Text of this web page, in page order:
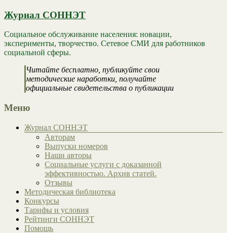
Журнал СОННЭТ
Социальное обслуживание населения: новации,
эксперименты, творчество. Сетевое СМИ для работников
социальной сферы.
Читайте бесплатно, публикуйте свои
методические наработки, получайте
официальные свидетельства о публикации
Меню
Журнал СОННЭТ
Авторам
Выпуски номеров
Наши авторы
Социальные услуги с доказанной
эффективностью. Архив статей.
Отзывы
Методическая библиотека
Конкурсы
Тарифы и условия
Рейтинги СОННЭТ
Помощь